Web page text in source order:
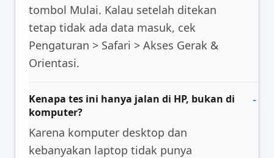
tombol Mulai. Kalau setelah ditekan
tetap tidak ada data masuk, cek
Pengaturan > Safari > Akses Gerak &
Orientasi.
Kenapa tes ini hanya jalan di HP, bukan di
komputer?
Karena komputer desktop dan
kebanyakan laptop tidak punya